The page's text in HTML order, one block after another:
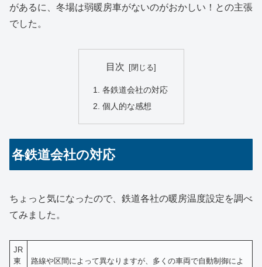
があるに、冬場は弱暖房車がないのがおかしい！との主張
でした。
目次
各鉄道会社の対応
個人的な感想
各鉄道会社の対応
ちょっと気になったので、鉄道各社の暖房温度設定を調べ
てみました。
JR
東
路線や区間によって異なりますが、多くの車両で自動制御によ